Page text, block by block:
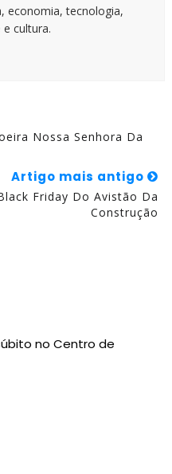
economia, tecnologia,
cultura.
Nossa Senhora Da
Artigo mais antigo
Friday Do Avistão Da
Construção
no Centro de